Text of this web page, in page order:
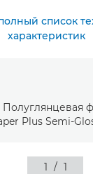
список
характеристик
1 / 1